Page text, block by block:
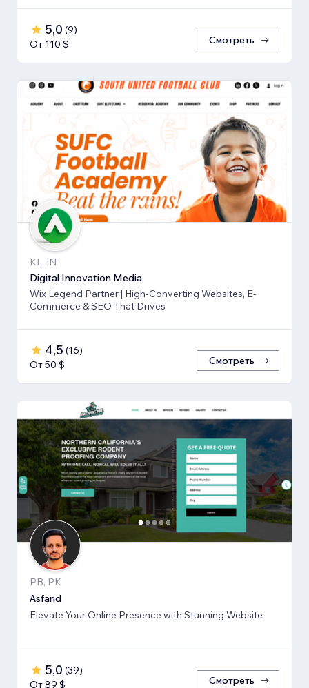
5,0 (9)
От 110 $
Смотреть
KL, IN
Digital Innovation Media
Wix Legend Partner | High-Converting Websites, E-
Commerce & SEO That Drives
4,5 (16)
От 50 $
Смотреть
PB, PK
Asfand
Elevate Your Online Presence with Stunning Website
5,0 (39)
От 89 $
Смотреть